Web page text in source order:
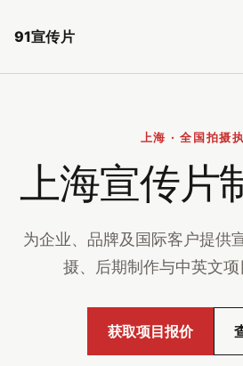
91宣传片
上海 · 全国拍摄
上海宣传片
为企业、品牌及国际客户提供
摄、后期制作与中英文项
获取项目报价